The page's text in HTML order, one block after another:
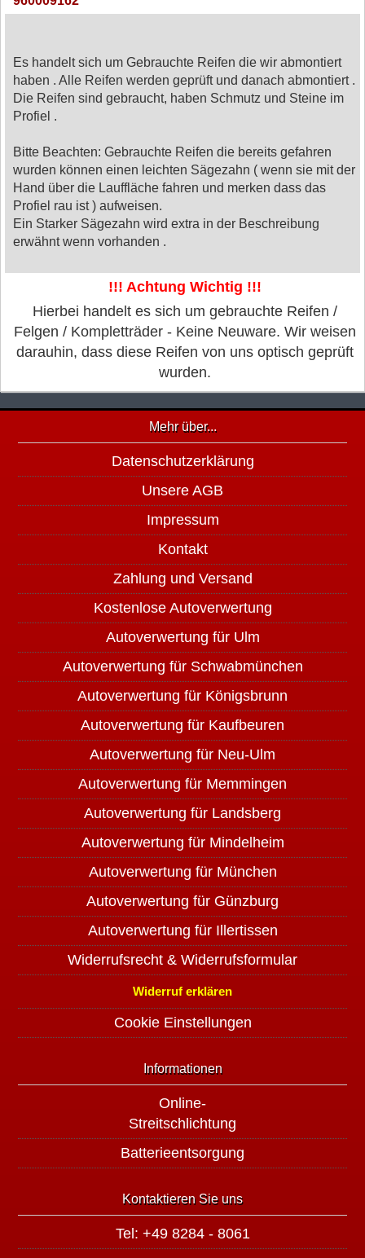
Es handelt sich um Gebrauchte Reifen die wir abmontiert
haben . Alle Reifen werden geprüft und danach abmontiert .
Die Reifen sind gebraucht, haben Schmutz und Steine im
Profiel .
Bitte Beachten: Gebrauchte Reifen die bereits gefahren
wurden können einen leichten Sägezahn ( wenn sie mit der
Hand über die Lauffläche fahren und merken dass das
Profiel rau ist ) aufweisen.
Ein Starker Sägezahn wird extra in der Beschreibung
erwähnt wenn vorhanden .
!!! Achtung Wichtig !!!
Hierbei handelt es sich um gebrauchte Reifen /
Felgen / Kompletträder - Keine Neuware. Wir weisen
darauhin, dass diese Reifen von uns optisch geprüft
wurden.
Mehr über...
Datenschutzerklärung
Unsere AGB
Impressum
Kontakt
Zahlung und Versand
Kostenlose Autoverwertung
Autoverwertung für Ulm
Autoverwertung für Schwabmünchen
Autoverwertung für Königsbrunn
Autoverwertung für Kaufbeuren
Autoverwertung für Neu-Ulm
Autoverwertung für Memmingen
Autoverwertung für Landsberg
Autoverwertung für Mindelheim
Autoverwertung für München
Autoverwertung für Günzburg
Autoverwertung für Illertissen
Widerrufsrecht & Widerrufsformular
Widerruf erklären
Cookie Einstellungen
Informationen
Online-
Streitschlichtung
Batterieentsorgung
Kontaktieren Sie uns
Tel: +49 8284 - 8061